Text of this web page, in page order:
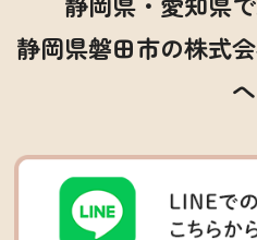
静岡県磐田市の株式
へ